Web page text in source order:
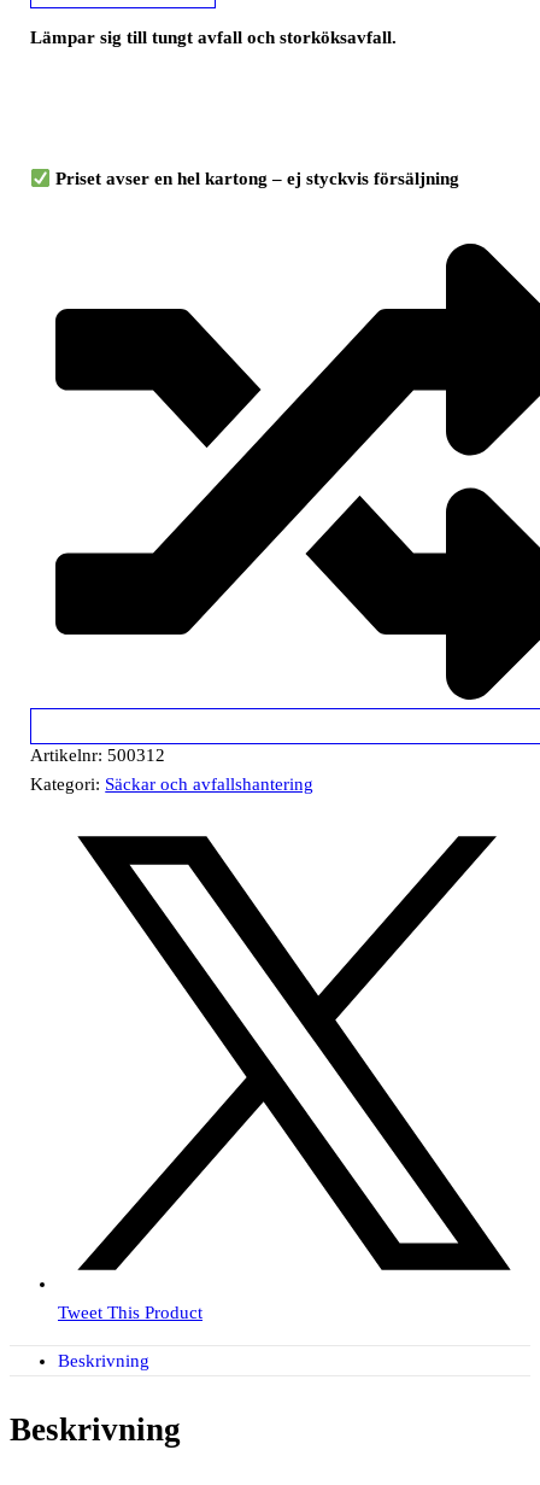
Lämpar sig till tungt avfall och storköksavfall.
Priset avser en hel kartong – ej styckvis försäljning
Artikelnr:500312
Kategori: Säckar och avfallshantering
Tweet This Product
Beskrivning
Beskrivning